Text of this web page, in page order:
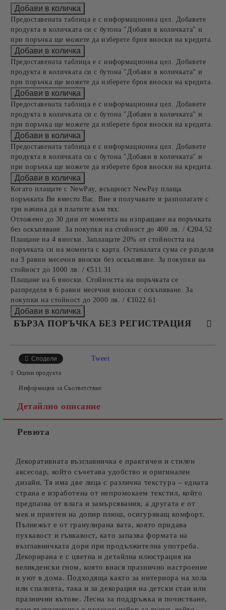
Предоставената таблица е с информационна цел. Добавете
продукта в количката си с бутона "Добави в количката" и
при поръчка ще можете да изберете броя вноски на кредита.
Предоставената таблица е с информационна цел. Добавете
продукта в количката си с бутона "Добави в количката" и
при поръчка ще можете да изберете броя вноски на кредита.
Предоставената таблица е с информационна цел. Добавете
продукта в количката си с бутона "Добави в количката" и
при поръчка ще можете да изберете броя вноски на кредита.
Предоставената таблица е с информационна цел. Добавете
продукта в количката си с бутона "Добави в количката" и
при поръчка ще можете да изберете броя вноски на кредита.
Когато плащате с NewPay, всъщност NewPay плаща
поръчката Ви вместо Вас. Вие я получавате и разполагате с
три начина да я платите към тях:
Отложено до 30 дни от момента на изпращане на поръчката
без оскъпяване. За покупки на стойност до 400 лв. / €204,52
Плащане на 4 вноски. Заплащате 20% от стойността на
поръчката си на момента с карта. Останалата сума се разделя
на 3 равни месечни вноски без оскъпяване. За покупки на
стойност до 1000 лв. / €511.31
Плащане на 6 вноски. Стойността на поръчката се
разпределя в 6 равни месечни вноски с оскъпяване. За
покупки на стойност до 2000 лв. / €1022.61
БЪРЗА ПОРЪЧКА БЕЗ РЕГИСТРАЦИЯ
Ние ще се свържем с вас в рамките на работния ден.
Сподели Tweet
Оцени продукта
Информация за Съответствие
Детайлно описание
Ревюта
Декоративната възглавничка е практичен и стилен
аксесоар, който съчетава удобство и оригинален
дизайн. Тя има две лица с различна текстура – едната
страна е изработена от непромокаем текстил, който
предпазва от влага и замърсявания, а другата е от
мек и приятен на допир плюш, осигуряващ комфорт.
Пълнежът е от гранулирана вата, която придава
пухкавост и гъвкавост, като запазва формата на
възглавничката дори при продължителна употреба.
Декорирана е с цветна и детайлна илюстрация на
великденски гном, която внася празнично настроение
и уют в дома. Подходяща както за интериора на хола
или спалнята, така и за декорация на детски стаи или
празнични кътове. Лесна за поддръжка и почистване,